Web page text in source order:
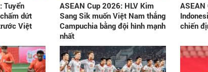
Tuyển
dứt
Việt
ASEAN Cup 2026: HLV Kim
Sang Sik muốn Việt Nam thắng
Campuchia bằng đội hình mạnh
nhất
ASEAN
chiến